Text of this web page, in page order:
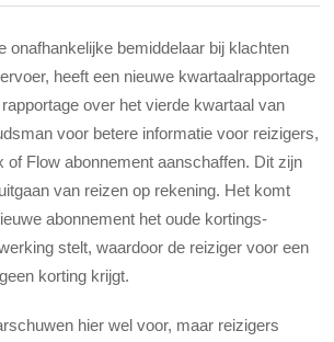
onafhankelijke bemiddelaar bij klachten
heeft een nieuwe kwartaalrapportage
over het vierde kwartaal van
voor betere informatie voor reizigers,
of Flow abonnement aanschaffen. Dit zijn
van reizen op rekening. Het komt
abonnement het oude kortings-
stelt, waardoor de reiziger voor een
korting krijgt.
hier wel voor, maar reizigers